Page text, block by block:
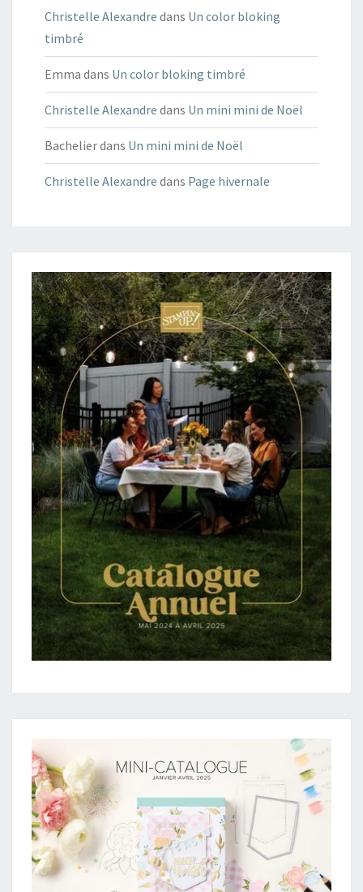
Christelle Alexandre dans Un color bloking
timbré
Emma dans Un color bloking timbré
Christelle Alexandre dans Un mini mini de Noël
Bachelierdans Un mini mini de Noël
Christelle Alexandre dans Page hivernale